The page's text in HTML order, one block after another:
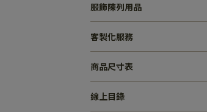
服飾陳列用品
客製化服務
商品尺寸表
線上目錄